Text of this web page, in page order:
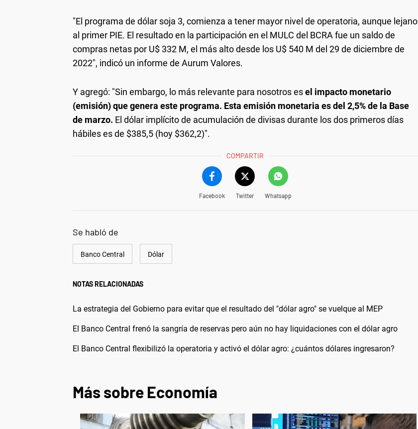
"El programa de dólar soja 3, comienza a tener mayor nivel de operatoria, aunque lejano
al primer PIE. El resultado en la participación en el MULC del BCRA fue un saldo de
compras netas por U$ 332 M, el más alto desde los U$ 540 M del 29 de diciembre de
2022", indicó un informe de Aurum Valores.
Y agregó: "Sin embargo, lo más relevante para nosotros esel impacto monetario
(emisión) que genera este programa. Esta emisión monetaria es del 2,5% de la Base
de marzo. El dólar implícito de acumulación de divisas durante los dos primeros días
hábiles es de $385,5 (hoy $362,2)".
COMPARTIR
Facebook Twitter Whatsapp
Se habló de
Banco Central Dólar
NOTAS RELACIONADAS
La estrategia del Gobierno para evitar que el resultado del "dólar agro" se vuelque al MEP
El Banco Central frenó la sangría de reservas pero aún no hay liquidaciones con el dólar agro
El Banco Central flexibilizó la operatoria y activó el dólar agro: ¿cuántos dólares ingresaron?
Más sobre Economía